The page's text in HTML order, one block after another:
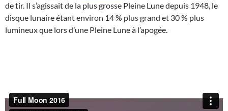
de tir. Il s’agissait de la plus grosse Pleine Lune depuis 1948, le
disque lunaire étant environ 14 % plus grand et 30 % plus
lumineux que lors d’une Pleine Lune à l’apogée.